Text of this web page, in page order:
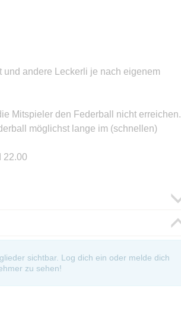
andere Leckerli je nach eigenem
Mitspieler den Federball nicht erreichen.
möglichst lange im (schnellen)
22.00
sichtbar. Log dich ein oder melde dich
zu sehen!